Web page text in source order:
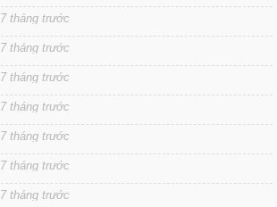
7 tháng trước
7 tháng trước
7 tháng trước
7 tháng trước
7 tháng trước
7 tháng trước
7 tháng trước